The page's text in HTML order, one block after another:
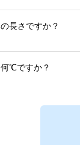
長さですか？
℃ですか？